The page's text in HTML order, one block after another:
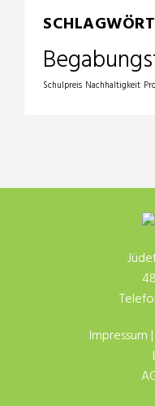
Schulpreis Nachhaltigkeit
Impressum |